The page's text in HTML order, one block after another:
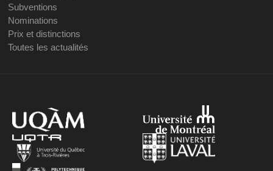
Subventions
Nominations
Prix et distinctions
Toutes les actualités